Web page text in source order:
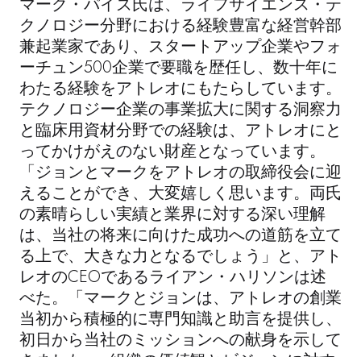
クノロジー分野における経験豊富な経営幹部
兼起業家であり、スタートアップ企業やフォ
ーチュン500企業で要職を歴任し、数十年に
わたる経験をアトレオにもたらしています。
テクノロジー企業の事業拡大に関する洞察力
と臨床用資材分野での経験は、アトレオにと
ってかけがえのない財産となっています。
「ジョンとマークをアトレオの取締役会に迎
えることができ、大変嬉しく思います。両氏
の素晴らしい実績と業界に対する深い理解
は、当社の将来に向けた成功への道筋を立て
る上で、大きな力となるでしょう」と、アト
レオのCEOであるライアン・ハリソンは述
べた。「マークとジョンは、アトレオの創業
当初から積極的に専門知識と助言を提供し、
初日から当社のミッションへの献身を示して